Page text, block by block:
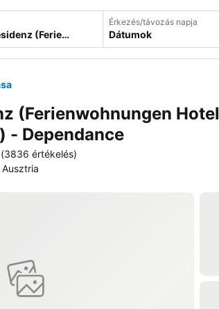
Érkezés/távozás napja
Dátumok
(Ferienwohnungen Hotel
- Dependance
(3836 értékelés)